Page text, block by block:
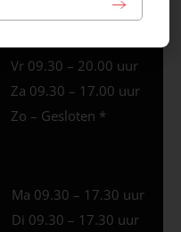
uur
Vr 09.30 – 20.00 uur
Za 09.30 – 17.00 uur
Zo – Gesloten *
Ma 09.30 – 17.30 uur
Di 09.30 – 17.30 uur